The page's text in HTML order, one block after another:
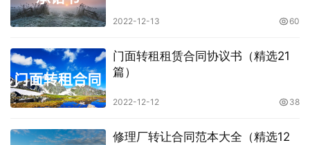
2022-12-13 60
门面转租租赁合同协议书（精选21
篇）
2022-12-12 38
修理厂转让合同范本大全（精选12